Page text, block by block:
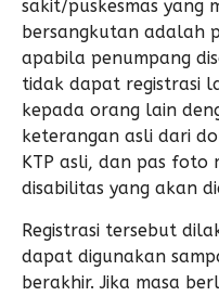
sakit/puskesmas yang
bersangkutan adalah
apabila penumpang
tidak dapat registrasi
kepada orang lain
keterangan asli dari
KTP asli, dan pas foto
disabilitas yang akan
Registrasi tersebut
dapat digunakan
berakhir. Jika masa